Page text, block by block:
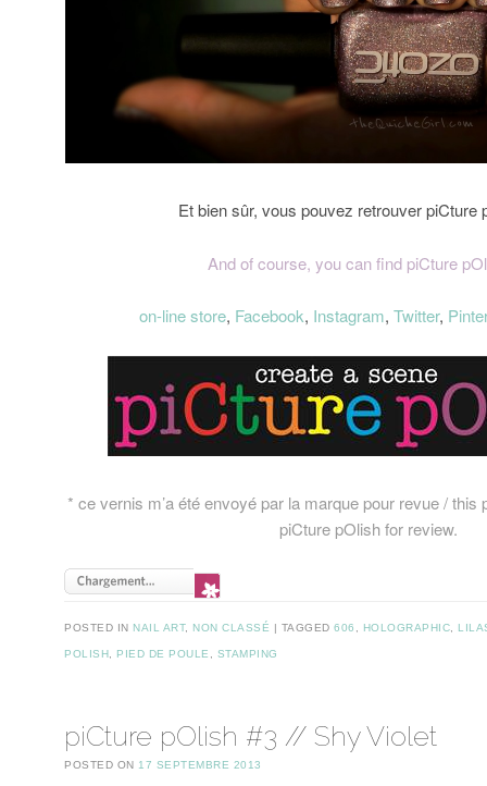
Et bien sûr, vous pouvez retrouver piCture
And of course, you can find piCture
on-line store, Facebook, Instagram, Twitter,
* ce vernis m’a été envoyé par la marque pour revue /
piCture pOlish for review.
POSTED IN NAIL ART, NON CLASSÉ TAGGED606 , HOLOGRAPHIC,
POLISH, PIED DE POULE , STAMPING
piCture pOlish #3 // Shy Violet
POSTED ON 17 SEPTEMBRE 2013